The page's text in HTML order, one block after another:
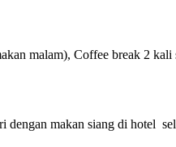
malam), Coffee break 2
dengan makan siang di hotel